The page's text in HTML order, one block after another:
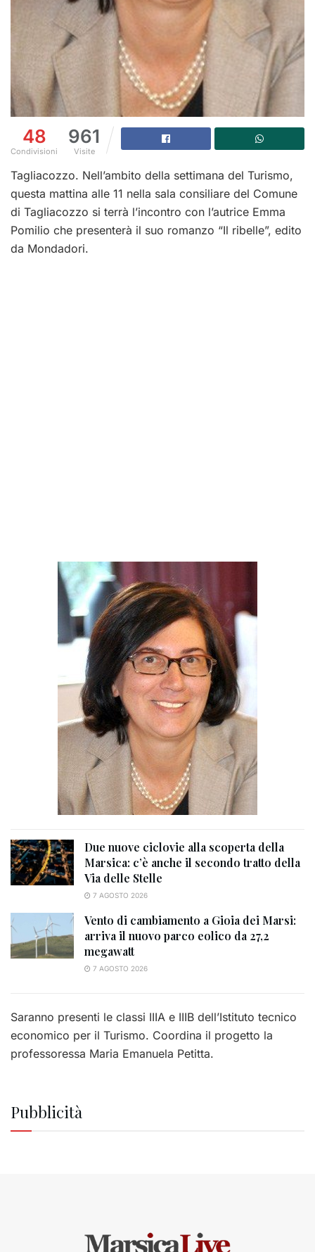
48
Condivisioni
961
Visite
Tagliacozzo. Nell’ambito della settimana del Turismo,
questa mattina alle 11 nella sala consiliare del Comune
di Tagliacozzo si terrà l’incontro con l’autrice Emma
Pomilio che presenterà il suo romanzo “Il ribelle”, edito
da Mondadori.
Due nuove ciclovie alla scoperta della
Marsica: c’è anche il secondo tratto della
Via delle Stelle
7 AGOSTO 2026
Vento di cambiamento a Gioia dei Marsi:
arriva il nuovo parco eolico da 27,2
megawatt
7 AGOSTO 2026
Saranno presenti le classi IIIA e IIIB dell’Istituto tecnico
economico per il Turismo. Coordina il progetto la
professoressa Maria Emanuela Petitta.
Pubblicità